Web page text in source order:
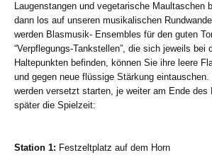
Laugenstangen und vegetarische Maultaschen
dann los auf unseren musikalischen
werden Blasmusik- Ensembles für den guten
“Verpflegungs-Tankstellen”, die sich jeweils bei
Haltepunkten befinden, können Sie ihre leere
und gegen neue flüssige Stärkung
werden versetzt starten, je weiter am Ende des
später die Spielzeit:
Station 1: Festzeltplatz auf dem Horn